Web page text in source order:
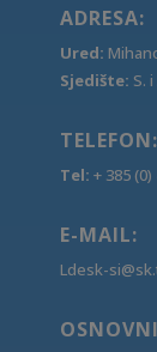
ADRESA:
Ured:
Sjedište: S.
TELEFON:
Tel: + 385
E-MAIL:
Ldesk-